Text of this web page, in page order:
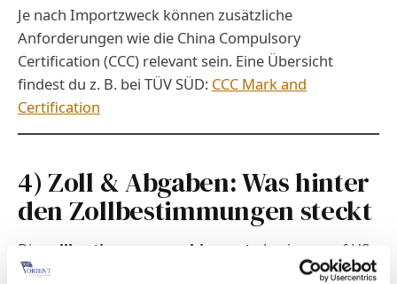
Je nach Importzweck können zusätzliche
Anforderungen wie die China Compulsory
Certification (CCC) relevant sein. Eine Übersicht
findest du z. B. bei TÜV SÜD: CCC Mark and
Certification
4) Zoll & Abgaben: Was hinter
den Zollbestimmungen steckt
Die zollbestimmungen china auto
basieren auf HS-
Code, Zollwert und Fahrzeugeigenschaften. Fehler